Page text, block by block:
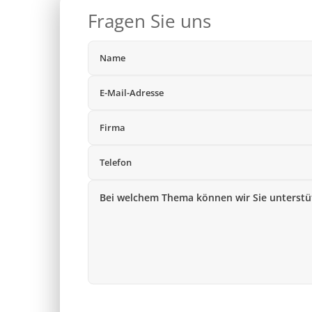
Fragen Sie uns